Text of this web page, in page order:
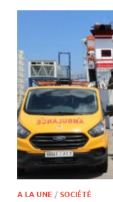
A LA UNE / SOCIÉTÉ